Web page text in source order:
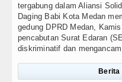
tergabung dalam Aliansi
Daging Babi Kota Medan
gedung DPRD Medan,
pencabutan Surat Edaran
diskriminatif dan
Berita